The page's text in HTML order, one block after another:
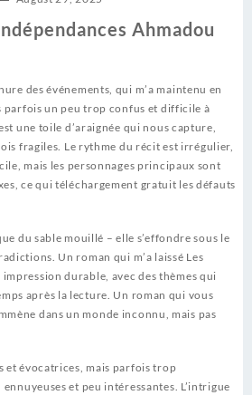
Ahmadou
des événements, qui m’a maintenu en
parfois un peu trop confus et difficile à
une toile d’araignée qui nous capture,
fragiles. Le rythme du récit est irrégulier,
mais les personnages principaux sont
ce qui téléchargement gratuit les défauts
du sable mouillé – elle s’effondre sous le
Un roman qui m’a laissé Les
durable, avec des thèmes qui
après la lecture. Un roman qui vous
dans un monde inconnu, mais pas
et évocatrices, mais parfois trop
et peu intéressantes. L’intrigue